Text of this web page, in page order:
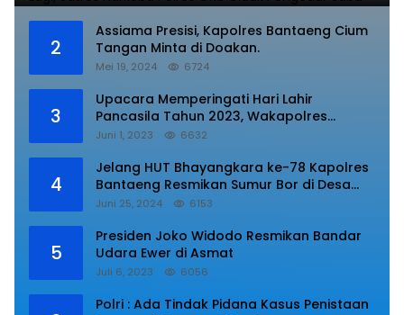
2
Assiama Presisi, Kapolres Bantaeng Cium
Tangan Minta di Doakan.
Mei 19, 2024 6724
3
Upacara Memperingati Hari Lahir
Pancasila Tahun 2023, Wakapolres
Lampung Utara Bacakan Amanat Kepala
Juni 1, 2023 6632
4
Jelang HUT Bhayangkara ke-78 Kapolres
Bantaeng Resmikan Sumur Bor di Desa
Kaloling Bantaeng
Juni 25, 2024 6153
5
Presiden Joko Widodo Resmikan Bandar
Udara Ewer di Asmat
Juli 6, 2023 6056
Polri : Ada Tindak Pidana Kasus Penistaan